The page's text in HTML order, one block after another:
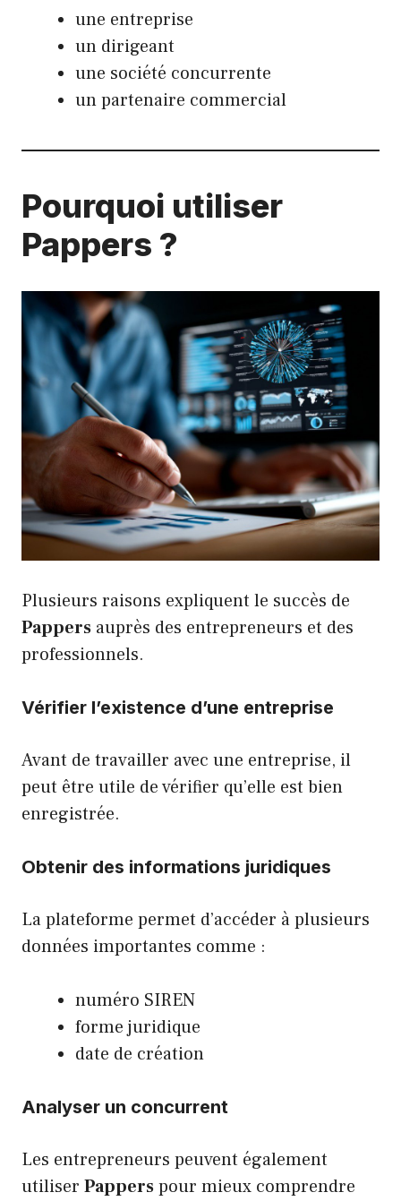
une entreprise
un dirigeant
une société concurrente
un partenaire commercial
Pourquoi utiliser
Pappers ?
Plusieurs raisons expliquent le succès de
Pappers auprès des entrepreneurs et des
professionnels.
Vérifier l’existence d’une entreprise
Avant de travailler avec une entreprise, il
peut être utile de vérifier qu’elle est bien
enregistrée.
Obtenir des informations juridiques
La plateforme permet d’accéder à plusieurs
données importantes comme :
numéro SIREN
forme juridique
date de création
Analyser un concurrent
Les entrepreneurs peuvent également
utiliser Papperspour mieux comprendre